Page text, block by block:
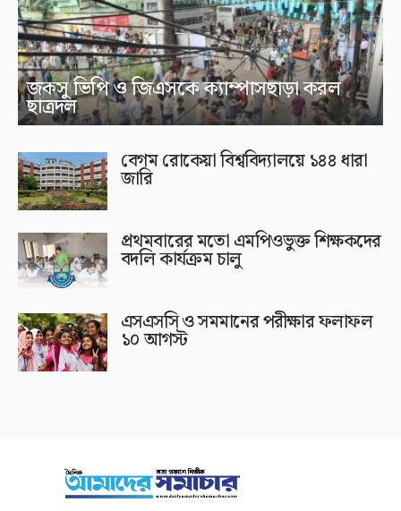
জকসু ভিপি ও জিএসকে ক্যাম্পাসছাড়া করল
ছাত্রদল
বেগম রোকেয়া বিশ্ববিদ্যালয়ে ১৪৪ ধারা
জারি
প্রথমবারের মতো এমপিওভুক্ত শিক্ষকদের
বদলি কার্যক্রম চালু
এসএসসি ও সমমানের পরীক্ষার ফলাফল
১০ আগস্ট